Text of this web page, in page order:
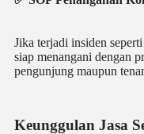
Jika terjadi insiden
siap menangani dengan
pengunjung maupun
Keunggulan Jasa